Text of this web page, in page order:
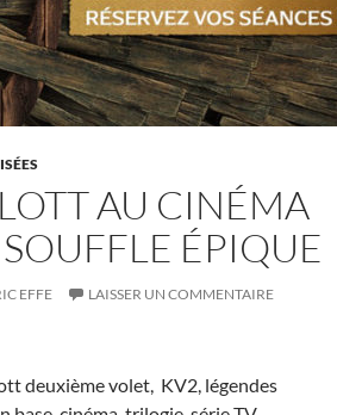
AU CINÉMA
ÉPIQUE
EFFE LAISSER UN COMMENTAIRE
deuxième volet, KV2, légendes